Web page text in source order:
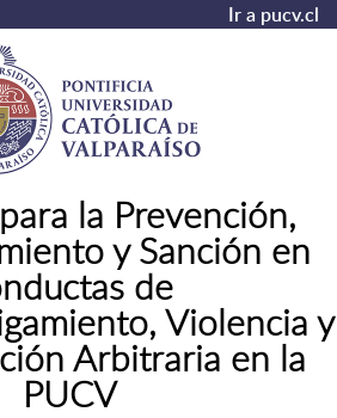
Ir a pucv.cl
la Prevención,
y Sanción en
de
Violencia y
Arbitraria en la
PUCV